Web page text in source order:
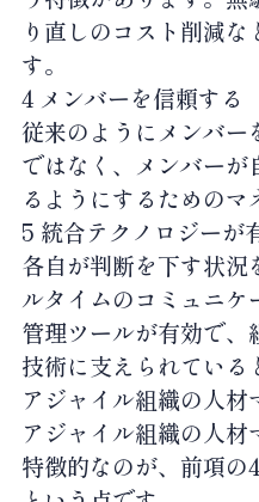
り直しのコスト削減
す。
4 メンバーを信頼する
従来のようにメンバー
ではなく、メンバーが
るようにするためのマ
5 統合テクノロジーが
各自が判断を下す状況
ルタイムのコミュニケ
管理ツールが有効で、
技術に支えられている
アジャイル組織の人
アジャイル組織の人
特徴的なのが、前項の